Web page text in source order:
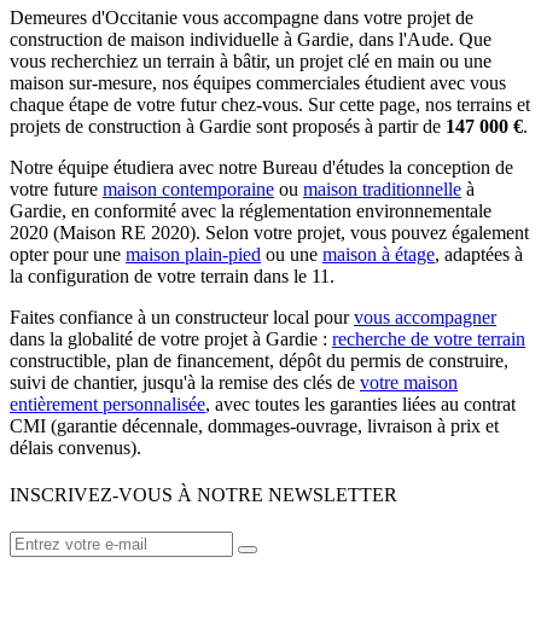
Demeures d'Occitanie vous accompagne dans votre projet de
construction de maison individuelle à Gardie, dans l'Aude. Que
vous recherchiez un terrain à bâtir, un projet clé en main ou une
maison sur-mesure, nos équipes commerciales étudient avec vous
chaque étape de votre futur chez-vous. Sur cette page, nos terrains et
projets de construction à Gardie sont proposés à partir de 147 000 €.
Notre équipe étudiera avec notre Bureau d'études la conception de
votre future maison contemporaine ou maison traditionnelle à
Gardie, en conformité avec la réglementation environnementale
2020 (Maison RE 2020). Selon votre projet, vous pouvez également
opter pour une maison plain-pied ou une maison à étage, adaptées à
la configuration de votre terrain dans le 11.
Faites confiance à un constructeur local pourvous accompagner
dans la globalité de votre projet à Gardie : recherche de votre terrain
constructible, plan de financement, dépôt du permis de construire,
suivi de chantier, jusqu'à la remise des clés de votre maison
entièrement personnalisée, avec toutes les garanties liées au contrat
CMI (garantie décennale, dommages-ouvrage, livraison à prix et
délais convenus).
INSCRIVEZ-VOUS À NOTRE NEWSLETTER